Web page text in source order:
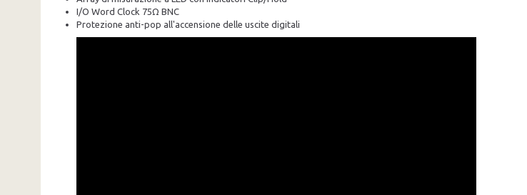
I/O Word Clock 75Ω BNC
Protezione anti-pop all'accensione delle uscite digitali